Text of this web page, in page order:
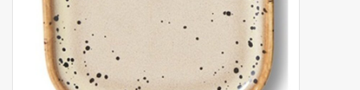
Koffie & Thee